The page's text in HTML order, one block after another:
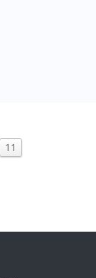
11